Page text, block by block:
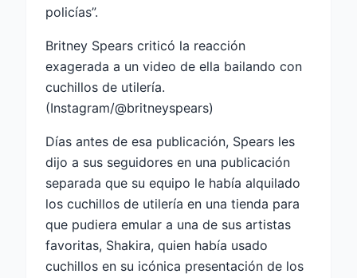
policías”.
Britney Spears criticó la reacción
exagerada a un video de ella bailando con
cuchillos de utilería.
(Instagram/@britneyspears)
Días antes de esa publicación, Spears les
dijo a sus seguidores en una publicación
separada que su equipo le había alquilado
los cuchillos de utilería en una tienda para
que pudiera emular a una de sus artistas
favoritas, Shakira, quien había usado
cuchillos en su icónica presentación de los